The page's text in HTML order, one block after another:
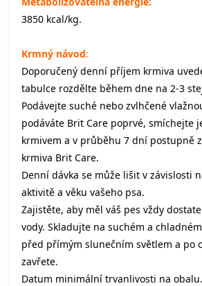
3850 kcal/kg.
Krmný návod:
Doporučený denní příjem krmiva
tabulce rozdělte během dne na 2-3
Podávejte suché nebo zvlhčené
podáváte Brit Care poprvé, smíchejte
krmivem a v průběhu 7 dní postupně
krmiva Brit Care.
Denní dávka se může lišit v závislosti
aktivitě a věku vašeho psa.
Zajistěte, aby měl váš pes vždy
vody. Skladujte na suchém a
před přímým slunečním světlem a po
zavřete.
Datum minimální trvanlivosti na obalu.